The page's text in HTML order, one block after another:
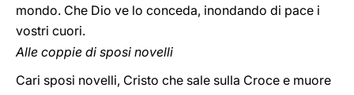
mondo. Che Dio ve lo conceda, inondando di pace i
vostri cuori.
Alle coppie di sposi novelli
Cari sposi novelli, Cristo che sale sulla Croce e muore